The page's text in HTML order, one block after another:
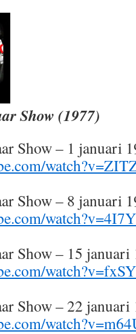
Show (1977)
Show – 1 januari
Show – 8 januari
Show – 15 januari
Show – 22 januari